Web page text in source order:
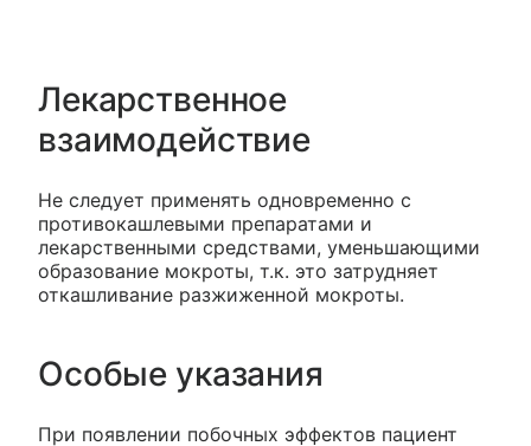
Лекарственное
взаимодействие
Не следует применять одновременно с
противокашлевыми препаратами и
лекарственными средствами, уменьшающими
образование мокроты, т.к. это затрудняет
откашливание разжиженной мокроты.
Особые указания
При появлении побочных эффектов пациент